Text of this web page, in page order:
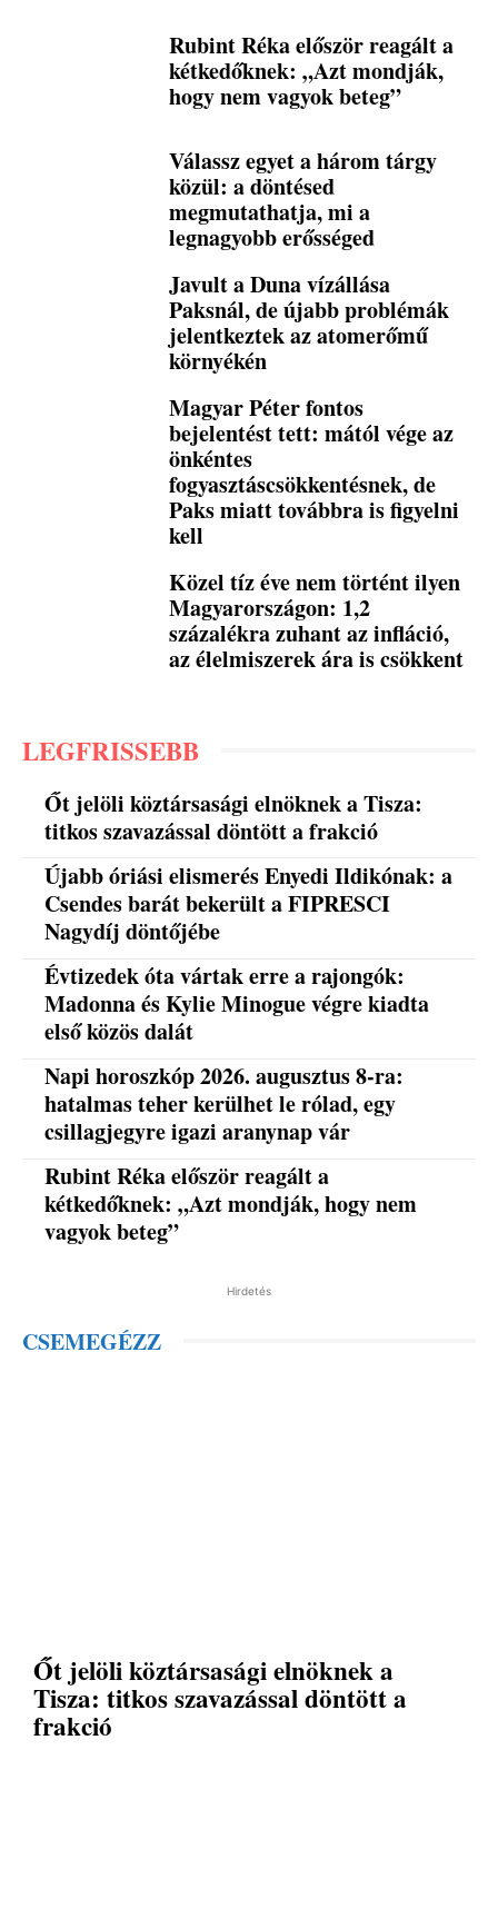
Rubint Réka először reagált a
kétkedőknek: „Azt mondják,
hogy nem vagyok beteg”
Válassz egyet a három tárgy
közül: a döntésed
megmutathatja, mi a
legnagyobb erősséged
Javult a Duna vízállása
Paksnál, de újabb problémák
jelentkeztek az atomerőmű
környékén
Magyar Péter fontos
bejelentést tett: mától vége az
önkéntes
fogyasztáscsökkentésnek, de
Paks miatt továbbra is figyelni
kell
Közel tíz éve nem történt ilyen
Magyarországon: 1,2
százalékra zuhant az infláció,
az élelmiszerek ára is csökkent
LEGFRISSEBB
Őt jelöli köztársasági elnöknek a Tisza:
titkos szavazással döntött a frakció
Újabb óriási elismerés Enyedi Ildikónak: a
Csendes barát bekerült a FIPRESCI
Nagydíj döntőjébe
Évtizedek óta vártak erre a rajongók:
Madonna és Kylie Minogue végre kiadta
első közös dalát
Napi horoszkóp 2026. augusztus 8-ra:
hatalmas teher kerülhet le rólad, egy
csillagjegyre igazi aranynap vár
Rubint Réka először reagált a
kétkedőknek: „Azt mondják, hogy nem
vagyok beteg”
Hirdetés
CSEMEGÉZZ
Őt jelöli köztársasági elnöknek a
Tisza: titkos szavazással döntött a
frakció